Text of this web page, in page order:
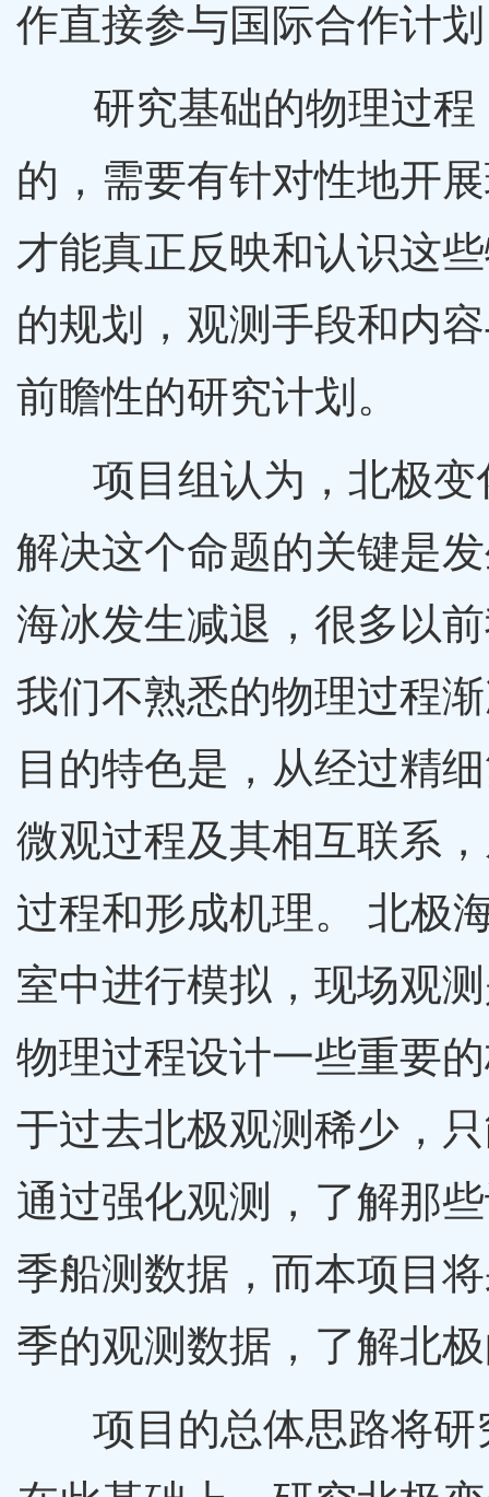
作直接参与国际合作计
研究基础的物理过程
的，需要有针对性地开
才能真正反映和认识这
的规划，观测手段和内
前瞻性的研究计划。
项目组认为，北极变
解决这个命题的关键是
海冰发生减退，很多以
我们不熟悉的物理过程
目的特色是，从经过精
微观过程及其相互联系
过程和形成机理。 北极
室中进行模拟，现场观
物理过程设计一些重要
于过去北极观测稀少，
通过强化观测，了解那
季船测数据，而本项目
季的观测数据，了解北
项目的总体思路将研